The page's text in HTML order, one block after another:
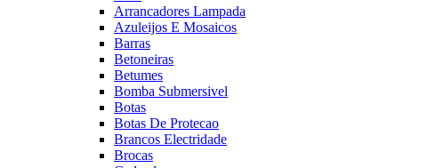
Arrancadores Lampada
Azuleijos E Mosaicos
Barras
Betoneiras
Betumes
Bomba Submersivel
Botas
Botas De Protecao
Brancos Electridade
Brocas